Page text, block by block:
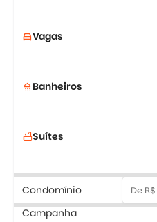
directions_carVagas
shower Banheiros
bathtubSuítes
Condomínio
Campanha